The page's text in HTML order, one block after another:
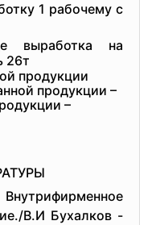
1 рабочему с
выработка на
26т
продукции
продукции –
–
В.И Бухалков -